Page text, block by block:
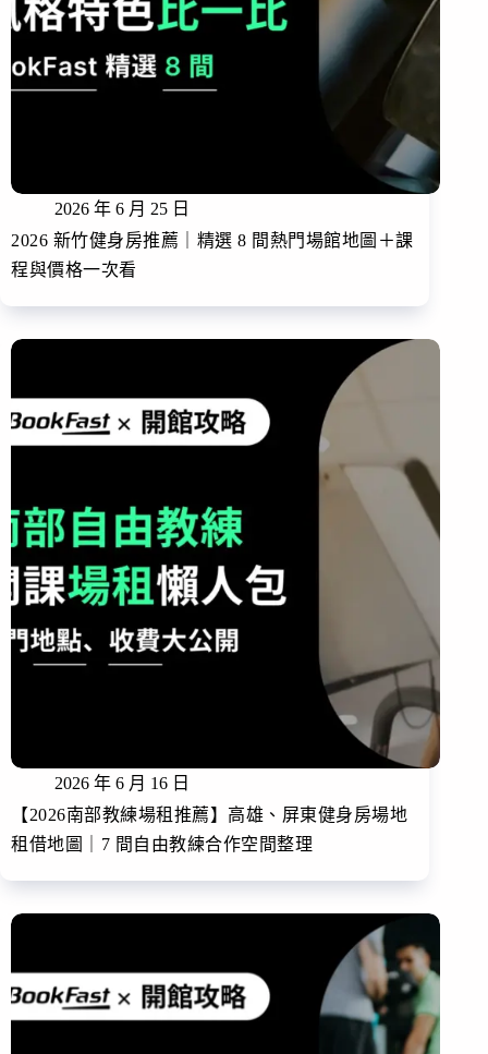
2026 年 6 月 25 日
2026 新竹健身房推薦｜精選 8 間熱門場館地圖＋課
程與價格一次看
2026 年 6 月 16 日
【2026南部教練場租推薦】高雄、屏東健身房場地
租借地圖｜7 間自由教練合作空間整理